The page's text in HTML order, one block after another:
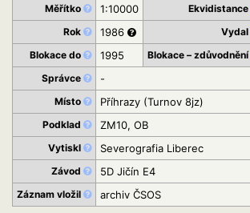
Měřítko 1:10000 Ekvidistance
Rok
1986 Vydal
Blokace do 1995
Blokace – zdůvodnění
Správce
-
Místo
Příhrazy (Turnov 8jz)
Podklad
ZM10, OB
Vytiskl
Severografia Liberec
Závod
5D Jičín E4
Záznam vložil archiv ČSOS